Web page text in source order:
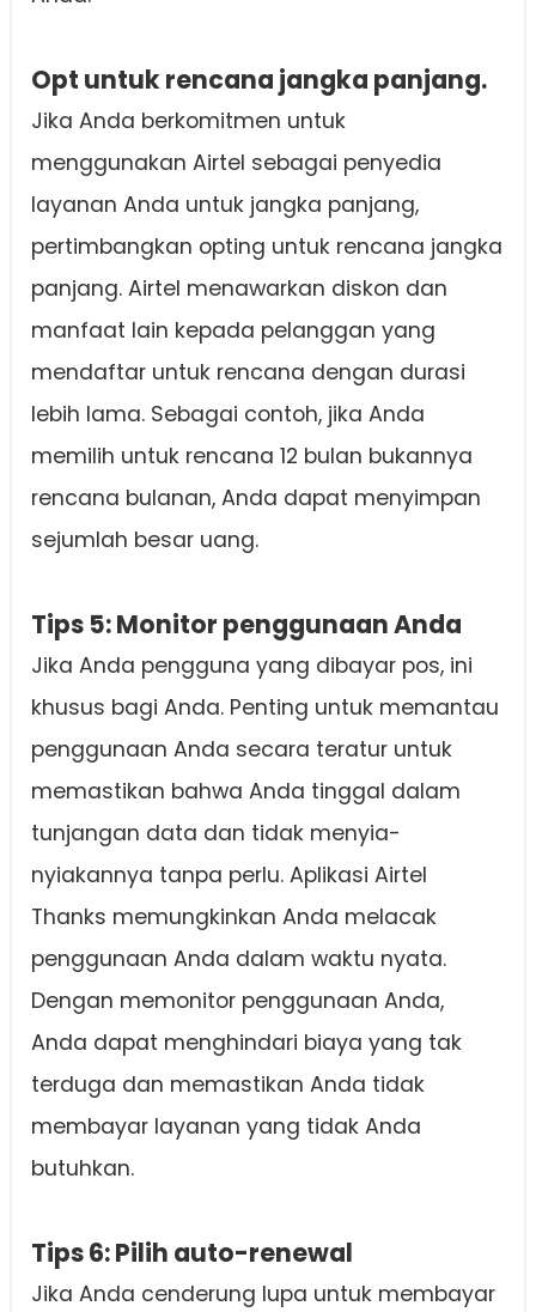
Opt untuk rencana jangka panjang.
Jika Anda berkomitmen untuk
menggunakan Airtel sebagai penyedia
layanan Anda untuk jangka panjang,
pertimbangkan opting untuk rencana jangka
panjang. Airtel menawarkan diskon dan
manfaat lain kepada pelanggan yang
mendaftar untuk rencana dengan durasi
lebih lama. Sebagai contoh, jika Anda
memilih untuk rencana 12 bulan bukannya
rencana bulanan, Anda dapat menyimpan
sejumlah besar uang.
Tips 5: Monitor penggunaan Anda
Jika Anda pengguna yang dibayar pos, ini
khusus bagi Anda. Penting untuk memantau
penggunaan Anda secara teratur untuk
memastikan bahwa Anda tinggal dalam
tunjangan data dan tidak menyia-
nyiakannya tanpa perlu. Aplikasi Airtel
Thanks memungkinkan Anda melacak
penggunaan Anda dalam waktu nyata.
Dengan memonitor penggunaan Anda,
Anda dapat menghindari biaya yang tak
terduga dan memastikan Anda tidak
membayar layanan yang tidak Anda
butuhkan.
Tips 6: Pilih auto-renewal
Jika Anda cenderung lupa untuk membayar